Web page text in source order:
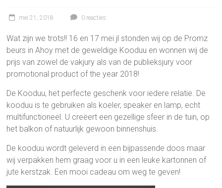
mei 21, 2018 0 reacties
Wat zijn we trots!! 16 en 17 mei jl stonden wij op de Promz
beurs in Ahoy met de geweldige Kooduu en wonnen wij de
prijs van zowel de vakjury als van de publieksjury voor
promotional product of the year 2018!
De Kooduu, het perfecte geschenk voor iedere relatie. De
kooduu is te gebruiken als koeler, speaker en lamp, echt
multifunctioneel. U creëert een gezellige sfeer in de tuin, op
het balkon of natuurlijk gewoon binnenshuis.
De kooduu wordt geleverd in een bijpassende doos maar
wij verpakken hem graag voor u in een leuke kartonnen of
jute kerstzak. Een mooi cadeau om weg te geven!